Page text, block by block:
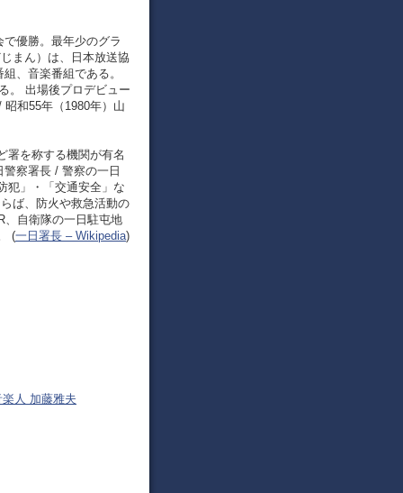
優勝。最年少のグラ
まん）は、日本放送協
、音楽番組である。
。 出場後プロデビュー
和55年（1980年）山
署を称する機関が有名
察署長 / 警察の一日
犯」・「交通安全」な
ば、防火や救急活動の
、自衛隊の一日駐屯地
(一日署長 – Wikipedia)
人 加藤雅夫